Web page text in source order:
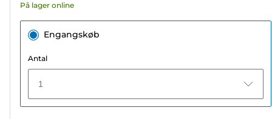
På lager online
Engangskøb
Antal
1